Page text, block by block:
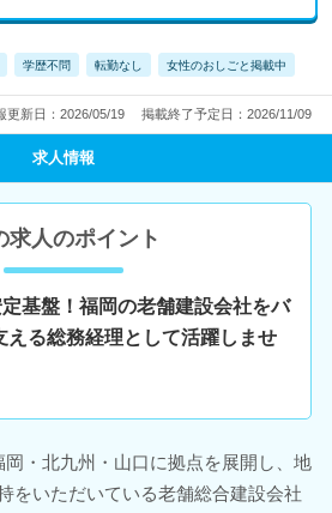
学歴不問 転勤なし 女性のおしごと掲載中
更新日：2026/05/19 掲載終了予定日：2026/11/09
求人情報
求人のポイント
基盤！福岡の老舗建設会社をバ
える総務経理として活躍しませ
・北九州・山口に拠点を展開し、地
をいただいている老舗総合建設会社